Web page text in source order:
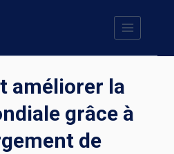
améliorer la
grâce à
de